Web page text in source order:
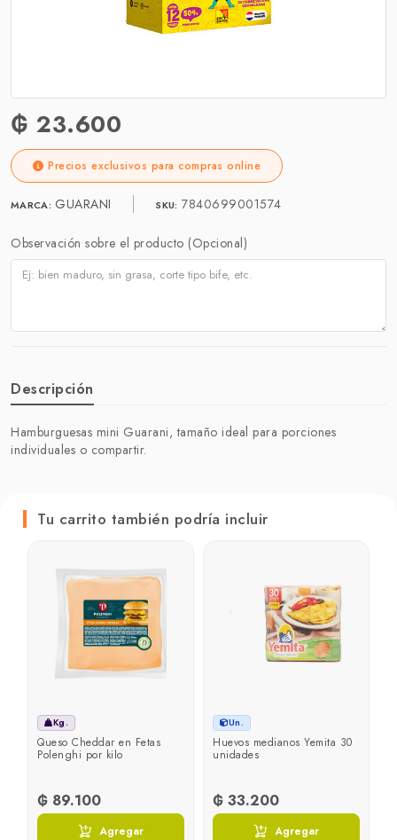
₲ 23.600
Precios exclusivos para compras online
MARCA: GUARANI SKU: 7840699001574
Observación sobre el producto (Opcional)
Descripción
Hamburguesas mini Guarani, tamaño ideal para porciones
individuales o compartir.
Tu carrito también podría incluir
Kg.
Queso Cheddar en Fetas
Polenghi por kilo
₲ 89.100
Agregar
Un.
Huevos medianos Yemita 30
unidades
₲ 33.200
Agregar